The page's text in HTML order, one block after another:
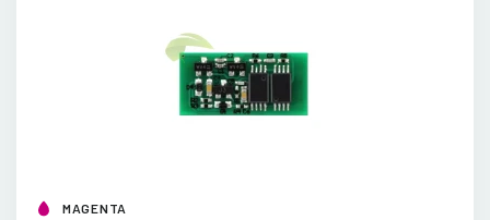
MAGENTA